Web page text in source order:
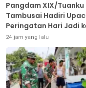
Pangdam XIX/Tuanku
Tambusai Hadiri
Peringatan Hari Jadi
Provinsi Riau
24 jam yang lalu